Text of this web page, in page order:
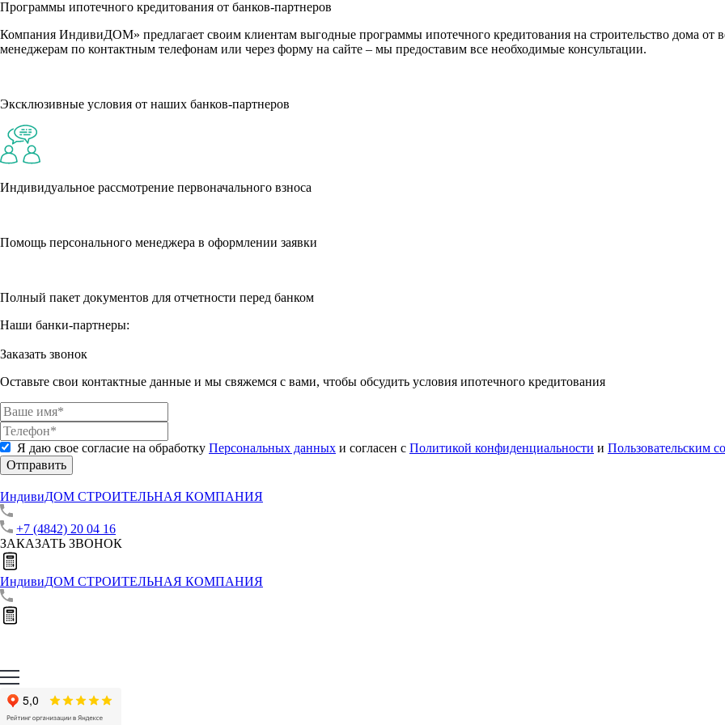
Программы ипотечного кредитования от банков-партнеров
Компания ИндивиДОМ» предлагает своим клиентам выгодные программы ипотечного кредитования на строительство дома от
менеджерам по контактным телефонам или через форму на сайте – мы предоставим все необходимые консультации.
Эксклюзивные условия от наших банков-партнеров
Индивидуальное рассмотрение первоначального взноса
Помощь персонального менеджера в оформлении заявки
Полный пакет документов для отчетности перед банком
Наши банки-партнеры:
Заказать звонок
Оставьте свои контактные данные и мы свяжемся с вами, чтобы обсудить условия ипотечного кредитования
Я даю свое согласие на обработку Персональных данных и согласен с Политикой конфиденциальности и Пользовательским
Отправить
ИндивиДОМ СТРОИТЕЛЬНАЯ КОМПАНИЯ
+7 (4842) 20 04 16
ЗАКАЗАТЬ ЗВОНОК
ИндивиДОМ СТРОИТЕЛЬНАЯ КОМПАНИЯ